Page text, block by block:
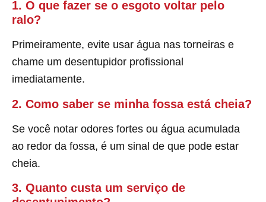
1. O que fazer se o esgoto voltar pelo
ralo?
Primeiramente, evite usar água nas torneiras e
chame um desentupidor profissional
imediatamente.
2. Como saber se minha fossa está cheia?
Se você notar odores fortes ou água acumulada
ao redor da fossa, é um sinal de que pode estar
cheia.
3. Quanto custa um serviço de